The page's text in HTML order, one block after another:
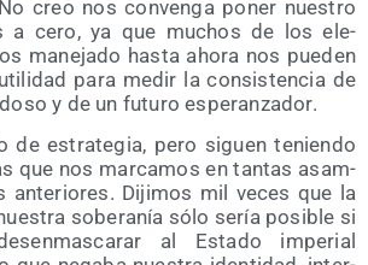
creo nos con­ven­ga poner nues­tro
a cero, ya que muchos de los ele­
mane­ja­do has­ta aho­ra nos pue­den
para medir la con­sis­ten­cia de
y de un futu­ro esperanzador.
de estra­te­gia, pero siguen tenien­do
que nos mar­ca­mos en tan­tas asam­
ante­rio­res. Diji­mos mil veces que la
sobe­ra­nía sólo sería posi­ble si
al Esta­do impe­rial